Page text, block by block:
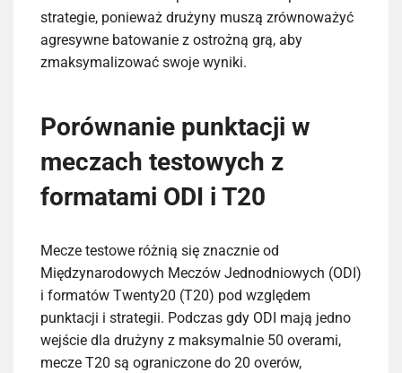
strategie, ponieważ drużyny muszą zrównoważyć
agresywne batowanie z ostrożną grą, aby
zmaksymalizować swoje wyniki.
Porównanie punktacji w
meczach testowych z
formatami ODI i T20
Mecze testowe różnią się znacznie od
Międzynarodowych Meczów Jednodniowych (ODI)
i formatów Twenty20 (T20) pod względem
punktacji i strategii. Podczas gdy ODI mają jedno
wejście dla drużyny z maksymalnie 50 overami,
mecze T20 są ograniczone do 20 overów,